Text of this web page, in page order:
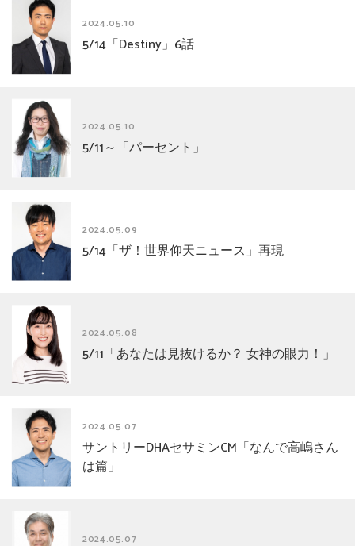
2024.05.10
5/14「Destiny」6話
2024.05.10
5/11～「パーセント」
2024.05.09
5/14「ザ！世界仰天ニュース」再現
2024.05.08
5/11「あなたは見抜けるか？ 女神の眼力！」
2024.05.07
サントリーDHAセサミンCM「なんで高嶋さん
は篇」
2024.05.07